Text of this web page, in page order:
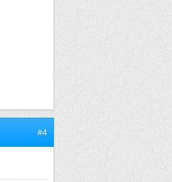
#4